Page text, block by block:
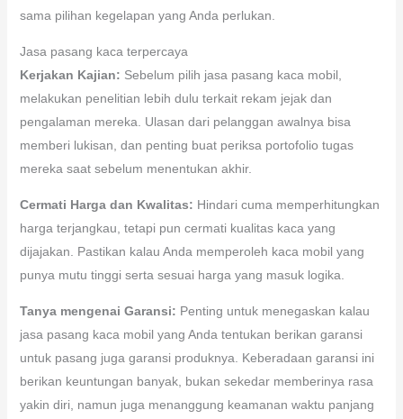
sama pilihan kegelapan yang Anda perlukan.
Jasa pasang kaca terpercaya
Kerjakan Kajian: Sebelum pilih jasa pasang kaca mobil,
melakukan penelitian lebih dulu terkait rekam jejak dan
pengalaman mereka. Ulasan dari pelanggan awalnya bisa
memberi lukisan, dan penting buat periksa portofolio tugas
mereka saat sebelum menentukan akhir.
Cermati Harga dan Kwalitas: Hindari cuma memperhitungkan
harga terjangkau, tetapi pun cermati kualitas kaca yang
dijajakan. Pastikan kalau Anda memperoleh kaca mobil yang
punya mutu tinggi serta sesuai harga yang masuk logika.
Tanya mengenai Garansi: Penting untuk menegaskan kalau
jasa pasang kaca mobil yang Anda tentukan berikan garansi
untuk pasang juga garansi produknya. Keberadaan garansi ini
berikan keuntungan banyak, bukan sekedar memberinya rasa
yakin diri, namun juga menanggung keamanan waktu panjang